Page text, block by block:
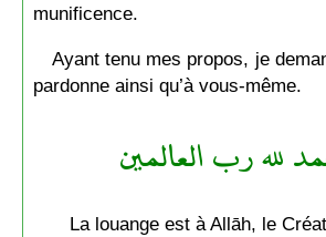
munificence.
Ayant tenu mes propos, je
pardonne ainsi qu’à vous-même.
لله رب العالمين
La louange est à Allāh, le